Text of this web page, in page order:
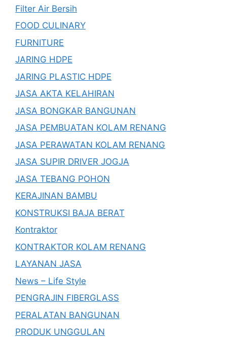
Filter Air Bersih
FOOD CULINARY
FURNITURE
JARING HDPE
JARING PLASTIC HDPE
JASA AKTA KELAHIRAN
JASA BONGKAR BANGUNAN
JASA PEMBUATAN KOLAM RENANG
JASA PERAWATAN KOLAM RENANG
JASA SUPIR DRIVER JOGJA
JASA TEBANG POHON
KERAJINAN BAMBU
KONSTRUKSI BAJA BERAT
Kontraktor
KONTRAKTOR KOLAM RENANG
LAYANAN JASA
News – Life Style
PENGRAJIN FIBERGLASS
PERALATAN BANGUNAN
PRODUK UNGGULAN